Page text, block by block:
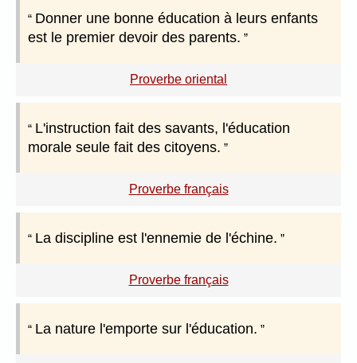
Donner une bonne éducation à leurs enfants
est le premier devoir des parents.
Proverbe oriental
L'instruction fait des savants, l'éducation
morale seule fait des citoyens.
Proverbe français
La discipline est l'ennemie de l'échine.
Proverbe français
La nature l'emporte sur l'éducation.